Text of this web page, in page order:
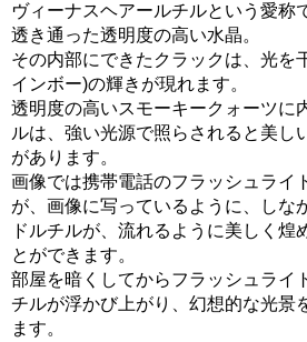
ヴィーナスヘアールチルという愛称
透き通った透明度の高い水晶。
その内部にできたクラックは、光を
インボー)の輝きが現れます。
透明度の高いスモーキークォーツに
ルは、強い光源で照らされると美し
があります。
画像では携帯電話のフラッシュライ
が、画像に写っているように、しな
ドルチルが、流れるように美しく煌
とができます。
部屋を暗くしてからフラッシュライ
チルが浮かび上がり、幻想的な光景
ます。